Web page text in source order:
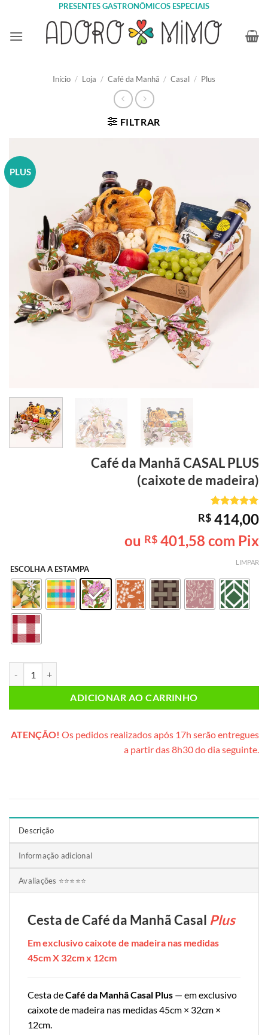
content
PRESENTES GASTRONÔMICOS ESPECIAIS
Início / Loja / Café da Manhã / Casal / Plus
FILTRAR
PLUS
Café da ManhãCASAL PLUS
(caixote de madeira)
Avaliado
como5de
5, com
baseado em
3
de clientes
R$ 414,00
ou R$ 401,58 com Pix
ESCOLHA A ESTAMPA
LIMPAR
ADICIONAR AO CARRINHO
ATENÇÃO! Os pedidos realizados após 17h serão entregues
a partir das 8h30 do dia seguinte.
Descrição
Informação adicional
Avaliações ⭐⭐⭐⭐⭐
Cesta de Café da Manhã Casal Plus
Em exclusivo caixote de madeira nas medidas
45cm X 32cm x 12cm
Cesta deCafé da Manhã Casal Plus — em exclusivo
caixote de madeira nas medidas 45cm × 32cm ×
12cm.